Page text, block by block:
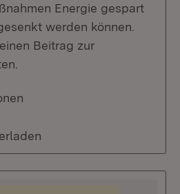
Energie gespart
werden können.
Beitrag zur